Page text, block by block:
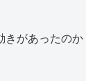
きがあったのか